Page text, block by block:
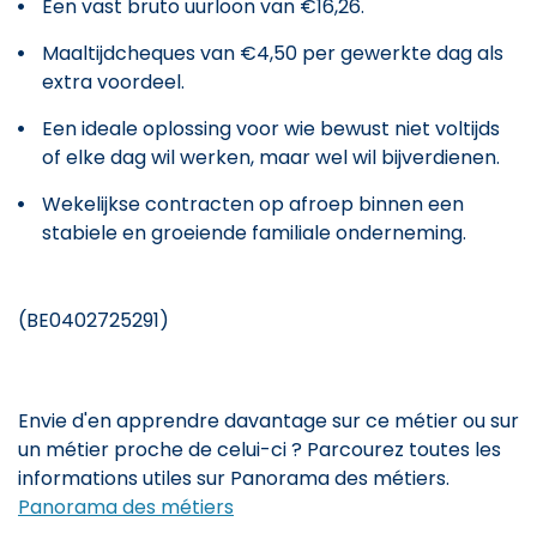
Een vast bruto uurloon van €16,26.
Maaltijdcheques van €4,50 per gewerkte dag als
extra voordeel.
Een ideale oplossing voor wie bewust niet voltijds
of elke dag wil werken, maar wel wil bijverdienen.
Wekelijkse contracten op afroep binnen een
stabiele en groeiende familiale onderneming.
(BE0402725291)
Envie d'en apprendre davantage sur ce métier ou sur
un métier proche de celui-ci ? Parcourez toutes les
informations utiles sur Panorama des métiers.
Panorama des métiers